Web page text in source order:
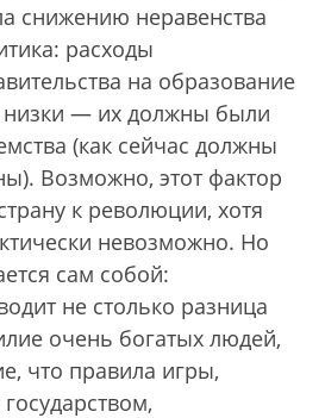
снижению неравенства
расходы
на образование
— их должны были
(как сейчас должны
Возможно, этот фактор
к революции, хотя
невозможно. Но
сам собой:
не столько разница
очень богатых людей,
что правила игры,